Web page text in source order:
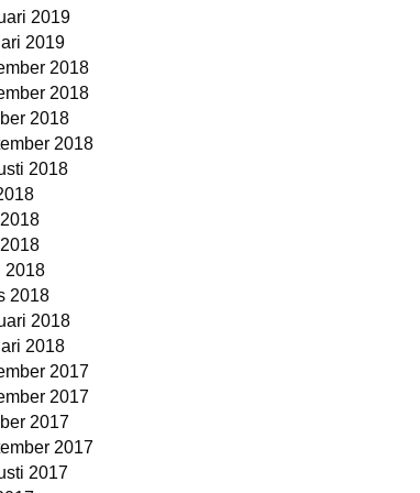
2019
2019
2018
2018
2018
2018
2018
2018
2018
2018
2018
2017
2017
2017
2017
2017